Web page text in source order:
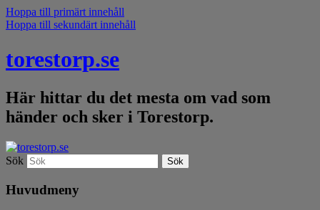
Hoppa till primärt innehåll
Hoppa till sekundärt innehåll
torestorp.se
Här hittar du det mesta om vad som
händer och sker i Torestorp.
Sök
Huvudmeny